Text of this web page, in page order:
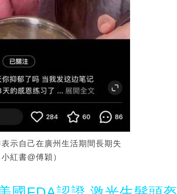
示自己在廣州生活期間長期失
紅書@傅穎）